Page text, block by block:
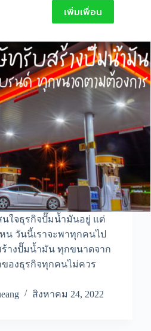
เพิ่มเพื่อน
นใจธุรกิจปั๊มน้ำมันอยู่ แต่
น วันนี้เราจะพาทุกคนไป
างปั๊มน้ำมัน ทุกขนาดจาก
องธุรกิจทุกคนไม่ควร
สิงหาคม 24, 2022